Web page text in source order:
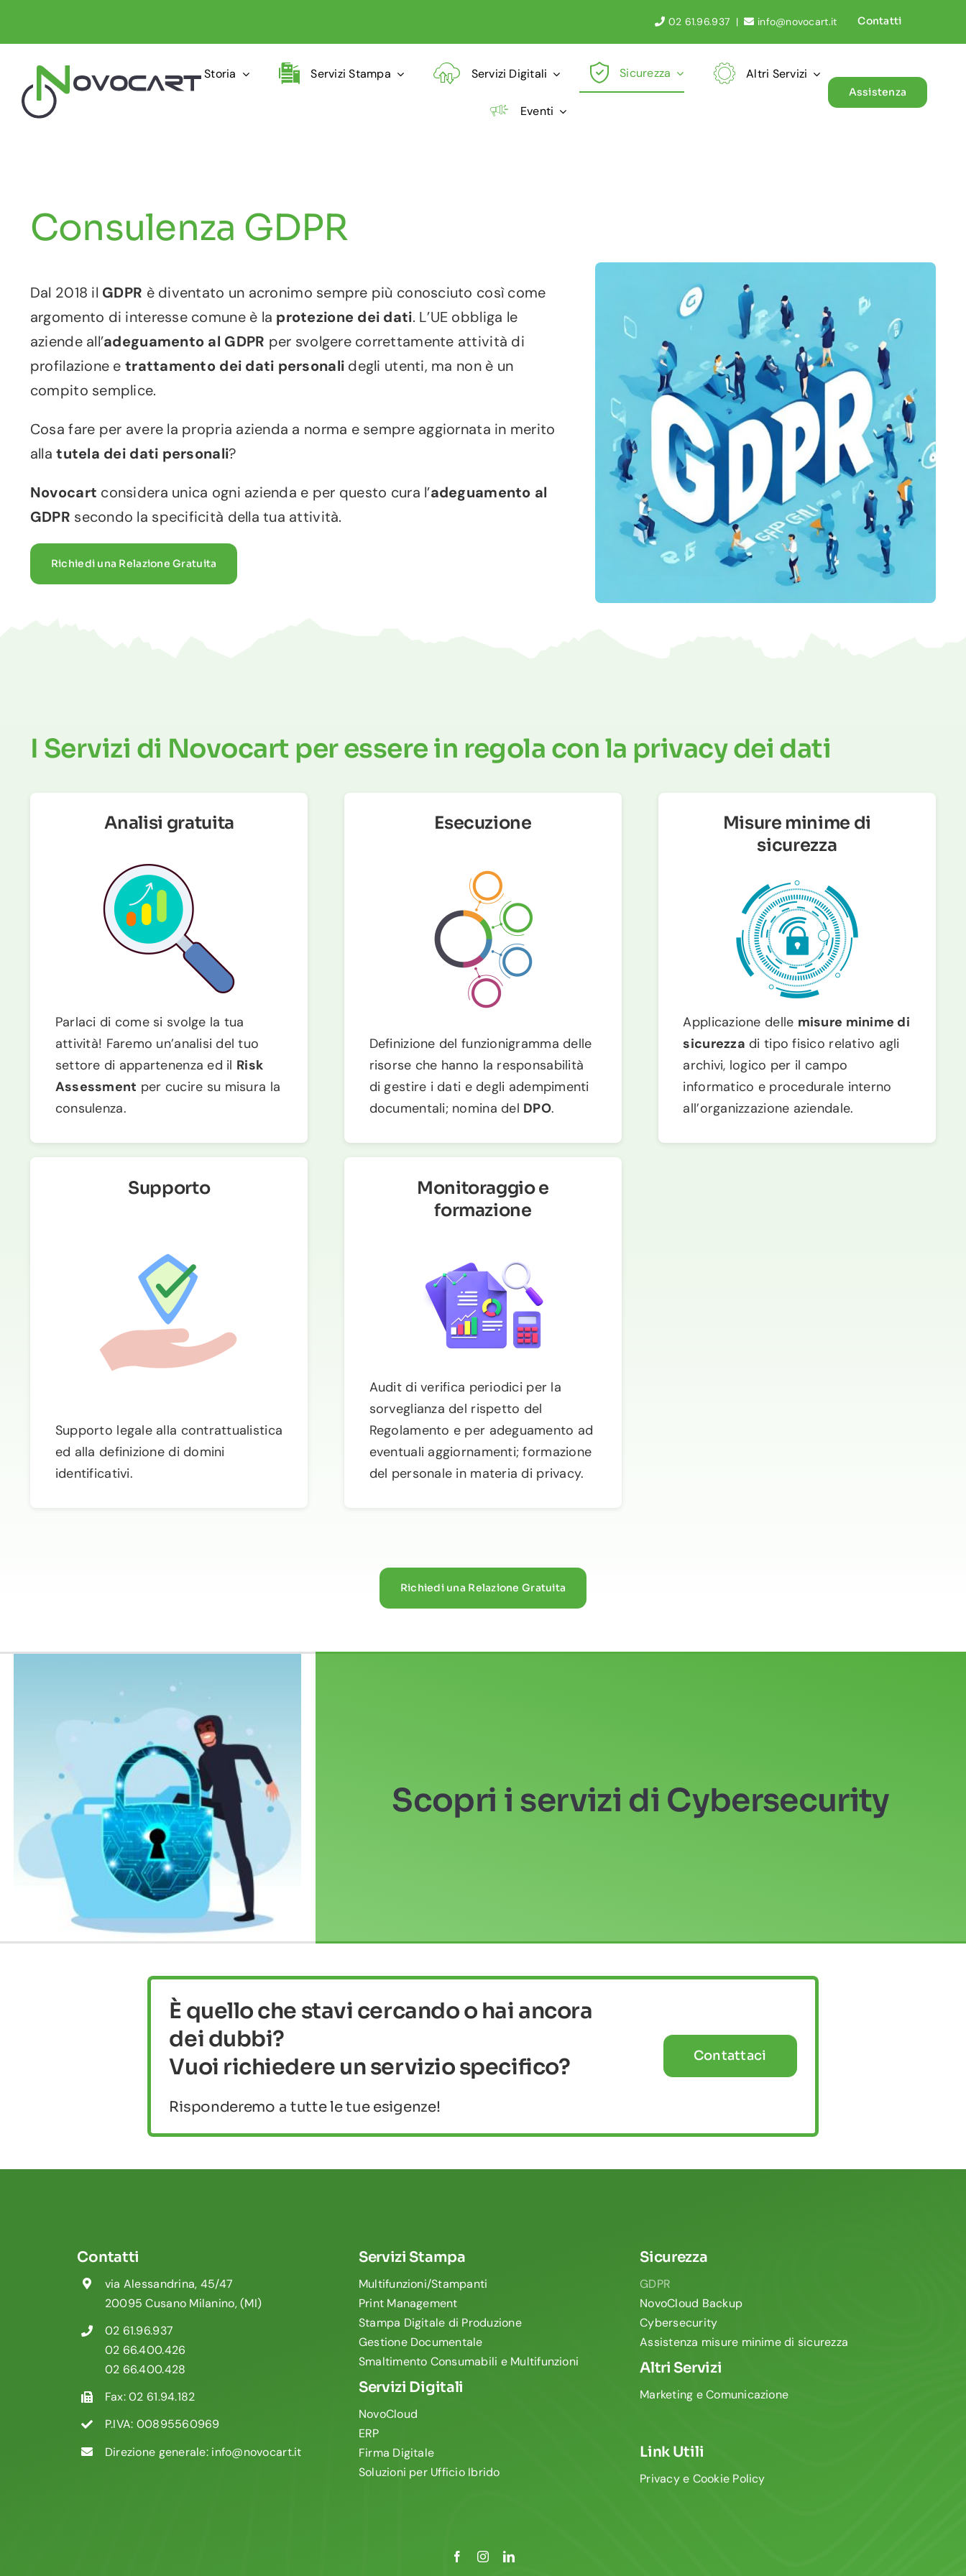
02 61.96.937 | info@novocart.it Contatti
Storia Servizi Stampa Servizi Digitali Sicurezza Altri Servizi
Eventi
Assistenza
Consulenza GDPR
Dal 2018 il GDPR è diventato un acronimo sempre più conosciuto così come
argomento di interesse comune è la protezione dei dati. L’UE obbliga le
aziende all’adeguamento al GDPR per svolgere correttamente attività di
profilazione etrattamento dei dati personali degli utenti, ma non è un
compito semplice.
Cosa fare per avere la propria azienda a norma e sempre aggiornata in merito
allatutela dei dati personali?
Novocart considera unica ogni azienda e per questo cura l’adeguamento al
GDPR secondo la specificità della tua attività.
Richiedi una Relazione Gratuita
I Servizi di Novocart per essere in regola con la privacy dei dati
Analisi gratuita
Parlaci di come si svolge la tua
attività! Faremo un’analisi del tuo
settore di appartenenza ed il Risk
Assessment per cucire su misura la
consulenza.
Esecuzione
Definizione del funzionigramma delle
risorse che hanno la responsabilità
di gestire i dati e degli adempimenti
documentali; nomina del DPO.
Misure minime di
sicurezza
Applicazione delle misure minime di
sicurezza di tipo fisico relativo agli
archivi, logico per il campo
informatico e procedurale interno
all’organizzazione aziendale.
Supporto
Supporto legale alla contrattualistica
ed alla definizione di domini
identificativi.
Monitoraggio e
formazione
Audit di verifica periodici per la
sorveglianza del rispetto del
Regolamento e per adeguamento ad
eventuali aggiornamenti; formazione
del personale in materia di privacy.
Richiedi una Relazione Gratuita
Scopri i servizi di Cybersecurity
È quello che stavi cercando o hai ancora
dei dubbi?
Vuoi richiedere un servizio specifico?
Risponderemo a tutte le tue esigenze!
Contattaci
Contatti
via Alessandrina, 45/47
20095 Cusano Milanino, (MI)
02 61.96.937
02 66.400.426
02 66.400.428
Fax: 02 61.94.182
P.IVA: 00895560969
Direzione generale: info@novocart.it
Servizi Stampa
Multifunzioni/Stampanti
Print Management
Stampa Digitale di Produzione
Gestione Documentale
Smaltimento Consumabili e Multifunzioni
Servizi Digitali
NovoCloud
ERP
Firma Digitale
Soluzioni per Ufficio Ibrido
Sicurezza
GDPR
NovoCloud Backup
Cybersecurity
Assistenza misure minime di sicurezza
Altri Servizi
Marketing e Comunicazione
Link Utili
Privacy e Cookie Policy